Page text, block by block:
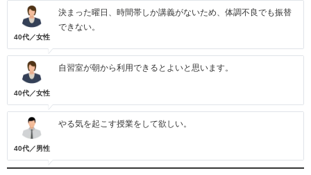
40代／女性
決まった曜日、時間帯しか講義がないため、体調不良でも振替
できない。
40代／女性
自習室が朝から利用できるとよいと思います。
40代／男性
やる気を起こす授業をして欲しい。